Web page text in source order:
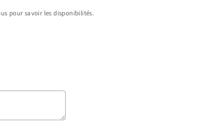
pour savoir les disponibilités.